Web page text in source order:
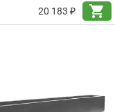
20 183 ₽
shopping_cart